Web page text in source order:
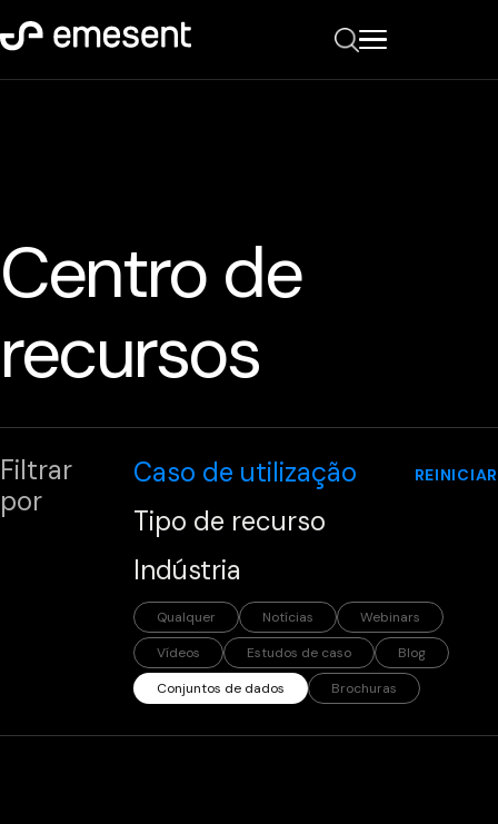
Centro de
recursos
Filtrar
por
Caso de utilização
Tipo de recurso
Indústria
Qualquer Notícias
Webinars
Vídeos
Estudos de caso
Blog
Conjuntos de dados
Brochuras
REINICIAR